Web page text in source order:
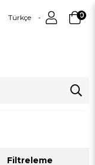
Türkçe 0
Filtreleme